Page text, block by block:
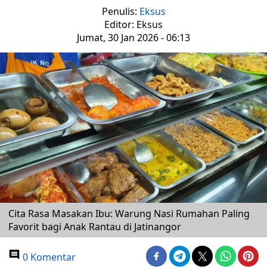
Penulis: Eksus
Editor: Eksus
Jumat, 30 Jan 2026 - 06:13
Cita Rasa Masakan Ibu: Warung Nasi Rumahan Paling
Favorit bagi Anak Rantau di Jatinangor
0 Komentar